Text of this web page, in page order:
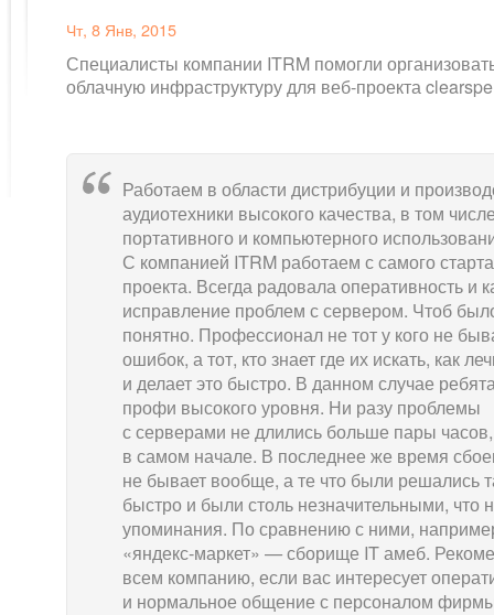
Чт, 8 Янв, 2015
Специалисты компании ITRM помогли
облачную инфраструктуру для веб-проекта
Работаем в области дистрибуции и
аудиотехники высокого качества, в том
портативного и компьютерного
С компанией ITRM работаем с самого
проекта. Всегда радовала оперативность и
исправление проблем с сервером. Чтоб
понятно. Профессионал не тот у кого не
ошибок, а тот, кто знает где их искать, как
и делает это быстро. В данном случае
профи высокого уровня. Ни разу проблемы
с серверами не длились больше пары
в самом начале. В последнее же время
не бывает вообще, а те что были решались
быстро и были столь незначительными, что
упоминания. По сравнению с ними,
«яндекс-маркет» — сборище IT амеб.
всем компанию, если вас интересует
и нормальное общение с персоналом